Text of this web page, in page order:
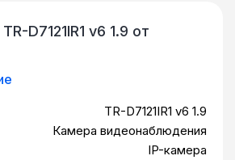
D7121IR1 v6 1.9 от
TR-D7121IR1 v6 1.9
Камера видеонаблюдения
IP-камера